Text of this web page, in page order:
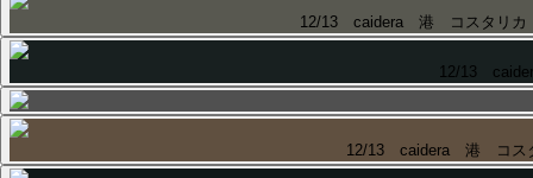
12/13 caidera 港 コスタリカ
12/13
12/13 caidera 港 コス